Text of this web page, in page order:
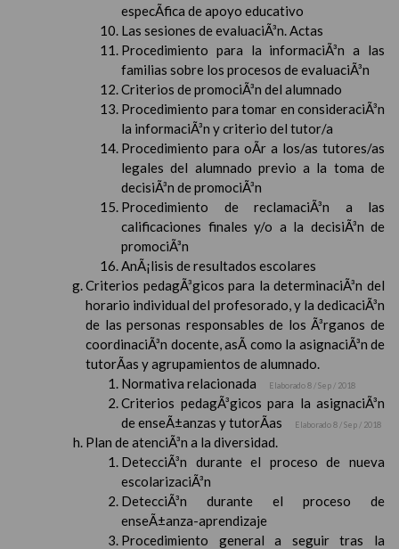
especÃ­fica de apoyo educativo
Las sesiones de evaluaciÃ³n. Actas
Procedimiento para la informaciÃ³n a las
familias sobre los procesos de evaluaciÃ³n
Criterios de promociÃ³n del alumnado
Procedimiento para tomar en consideraciÃ³n
la informaciÃ³n y criterio del tutor/a
Procedimiento para oÃ­r a los/as tutores/as
legales del alumnado previo a la toma de
decisiÃ³n de promociÃ³n
Procedimiento de reclamaciÃ³n a las
calificaciones finales y/o a la decisiÃ³n de
promociÃ³n
AnÃ¡lisis de resultados escolares
Criterios pedagÃ³gicos para la determinaciÃ³n del
horario individual del profesorado, y la dedicaciÃ³n
de las personas responsables de los Ã³rganos de
coordinaciÃ³n docente, asÃ­ como la asignaciÃ³n de
tutorÃ­as y agrupamientos de alumnado.
Normativa relacionada
Elaborado 8 / Sep / 2018
Criterios pedagÃ³gicos para la asignaciÃ³n
de enseÃ±anzas y tutorÃ­as
Elaborado 8 / Sep / 2018
Plan de atenciÃ³n a la diversidad.
DetecciÃ³n durante el proceso de nueva
escolarizaciÃ³n
DetecciÃ³n durante el proceso de
enseÃ±anza-aprendizaje
Procedimiento general a seguir tras la